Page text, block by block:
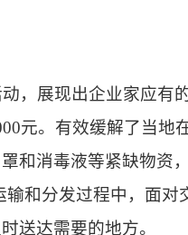
，展现出企业家应有
元。有效缓解了当地
和消毒液等紧缺物资
和分发过程中，面对
送达需要的地方。